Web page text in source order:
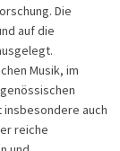
Die
auf die
Musik, im
auch
reiche